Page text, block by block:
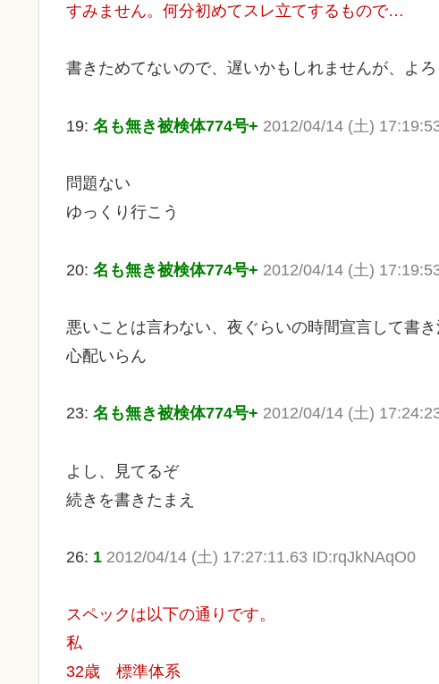
すみません。何分初めてスレ立てするもので…
書きためてないので、遅いかもしれませんが、よ
19: 名も無き被検体774号+ 2012/04/14 (土)
問題ない
ゆっくり行こう
20: 名も無き被検体774号+ 2012/04/14 (土)
悪いことは言わない、夜ぐらいの時間宣言して書
心配いらん
23: 名も無き被検体774号+ 2012/04/14 (土)
よし、見てるぞ
続きを書きたまえ
26: 1 2012/04/14 (土) 17:27:11.63 ID:rqJkNAqO0
スペックは以下の通りです。
私
32歳 標準体系